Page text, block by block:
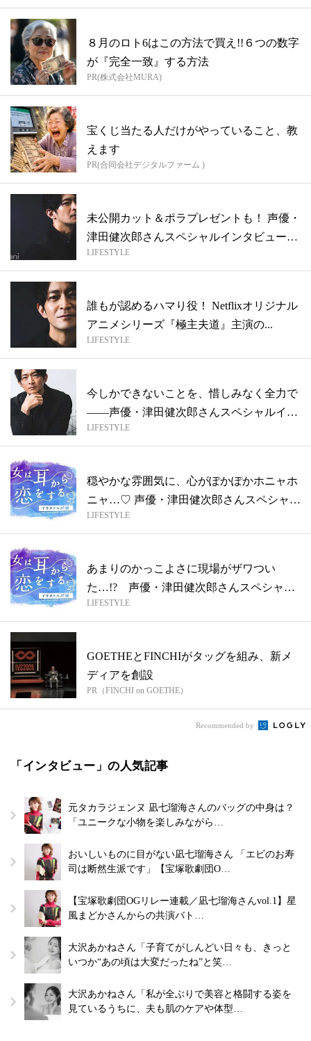
８月のロト6はこの方法で買え!!６つの数字
が『完全一致』する方法
PR(株式会社MURA)
宝くじ当たる人だけがやっていること、教
えます
PR(合同会社デジタルファーム )
未公開カット＆ポラプレゼントも！ 声優・
津田健次郎さんスペシャルインタビュー＆
イ...
LIFESTYLE
誰もが認めるハマり役！ Netflixオリジナル
アニメシリーズ『極主夫道』主演の...
LIFESTYLE
今しかできないことを、惜しみなく全力で
——声優・津田健次郎さんスペシャルイン
タビ...
LIFESTYLE
穏やかな雰囲気に、心がぽかぽかホニャホ
ニャ…♡ 声優・津田健次郎さんスペシャル
イ...
LIFESTYLE
あまりのかっこよさに現場がザワつい
た…!? 声優・津田健次郎さんスペシャル
インタ...
LIFESTYLE
GOETHEとFINCHIがタッグを組み、新メ
ディアを創設
PR（FINCHI on GOETHE）
Recommended by
「インタビュー」の人気記事
元タカラジェンヌ 凪七瑠海さんのバッグの中身は？
「ユニークな小物を楽しみながら…
おいしいものに目がない凪七瑠海さん 「エビのお寿
司は断然生派です」【宝塚歌劇団O…
【宝塚歌劇団OGリレー連載／凪七瑠海さんvol.1】星
風まどかさんからの共演バト…
大沢あかねさん「子育てがしんどい日々も、きっと
いつか“あの頃は大変だったね”と笑…
大沢あかねさん「私が全ぶりで美容と格闘する姿を
見ているうちに、夫も肌のケアや体型…